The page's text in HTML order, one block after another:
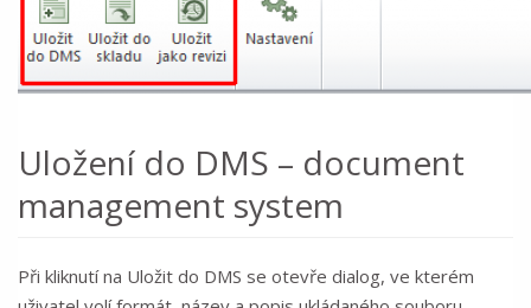
Uložení do DMS – document
management system
Při kliknutí na Uložit do DMS se otevře dialog, ve kterém